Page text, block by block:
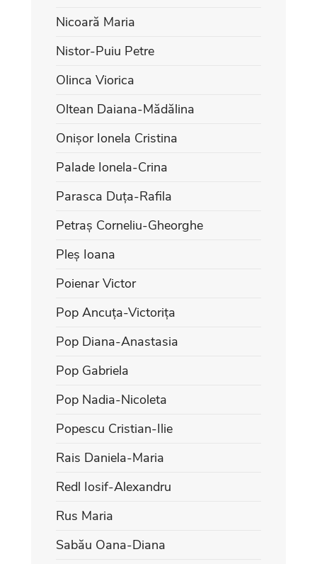
Nicoară Maria
Nistor-Puiu Petre
Olinca Viorica
Oltean Daiana-Mădălina
Onișor Ionela Cristina
Palade Ionela-Crina
Parasca Duța-Rafila
Petraș Corneliu-Gheorghe
Pleș Ioana
Poienar Victor
Pop Ancuța-Victorița
Pop Diana-Anastasia
Pop Gabriela
Pop Nadia-Nicoleta
Popescu Cristian-Ilie
Rais Daniela-Maria
Redl Iosif-Alexandru
Rus Maria
Sabău Oana-Diana